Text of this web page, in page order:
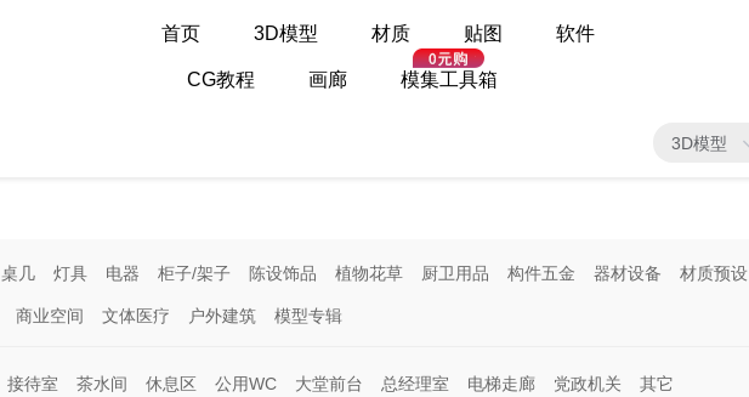
首页 3D模型 材质 贴图 软件
CG教程 画廊 模集工具箱
3D模型
桌几 灯具 电器 柜子/架子 陈设饰品 植物花草 厨卫用品 构件五金 器材设备 材质预设
商业空间 文体医疗 户外建筑 模型专辑
接待室 茶水间 休息区 公用WC 大堂前台 总经理室 电梯走廊 党政机关 其它